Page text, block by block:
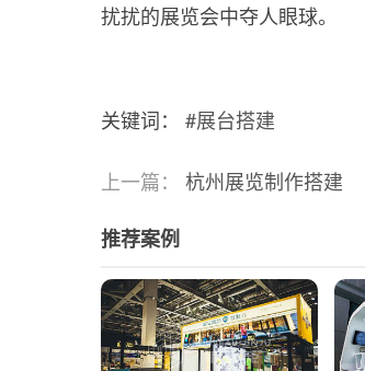
扰扰的展览会中夺人眼球。
关键词： #展台搭建
上一篇： 杭州展览制作搭建
推荐案例